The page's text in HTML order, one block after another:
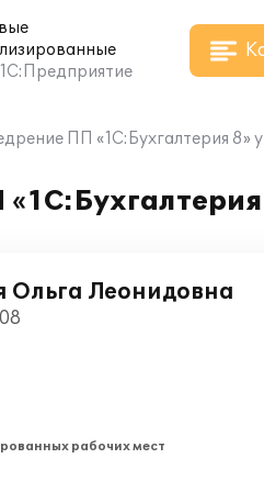
1С:Предприятие
ПП «1С:Бухгалтерия 8»
Ольга Леонидовна
рабочих мест